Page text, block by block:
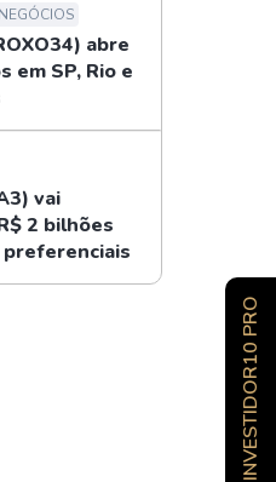
NEGÓCIOS
abre
em SP, Rio e
vai
2 bilhões
preferenciais
INVESTIDOR10 PRO